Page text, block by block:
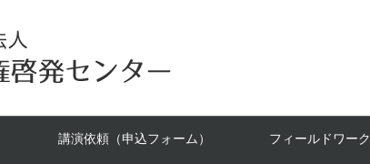
講演依頼（申込フォーム） フィールドワーク